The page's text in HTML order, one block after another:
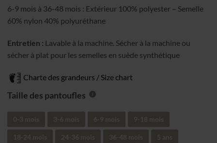
6-9 mois à 36-48 mois : Extérieur 100% polyester – Semelle
60% nylon 40% polyuréthane
Entretien : Lavable à la machine. Sécher à la machine ou
sécher à plat pour les semelles en suède synthétique
Charte des grandeurs / Size chart
Taille des pantoufles
0-3 mois 3-6 mois 6-9 mois 9-18 mois
18-24 mois 24-36 mois 36-48 mois 5 ans